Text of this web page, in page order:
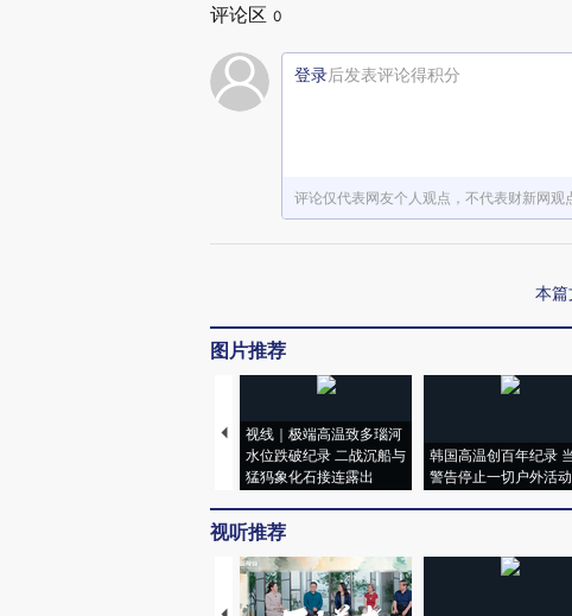
评论区 0
登录后发表评论得积分
评论仅代表网友个人观点，不代表财新网观
本
图片推荐
视线｜极端高温致多瑙河
水位跌破纪录 二战沉船与
猛犸象化石接连露出
韩国高温创百年纪录
警告停止一切户外活动
视听推荐